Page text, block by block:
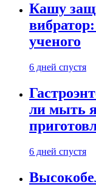
Кашу
ученого
6 дней спустя
ли мыть
6 дней спустя